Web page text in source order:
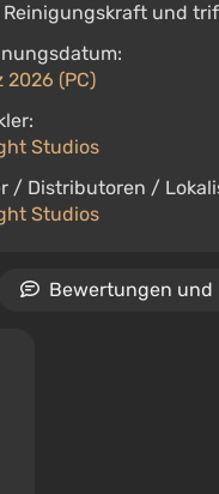
Reinigungskraft und
2026 (PC)
Studios
/ Distributoren /
Studios
Bewertungen und